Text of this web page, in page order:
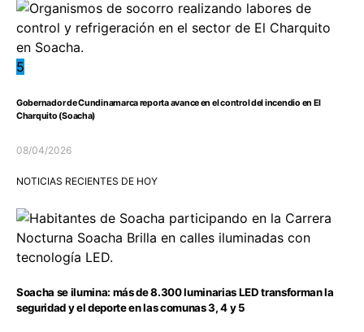
5
Gobernador de Cundinamarca reporta avance en el control del incendio en El
Charquito (Soacha)
08/04/2026
NOTICIAS RECIENTES DE HOY
Soacha se ilumina: más de 8.300 luminarias LED transforman la
seguridad y el deporte en las comunas 3, 4 y 5